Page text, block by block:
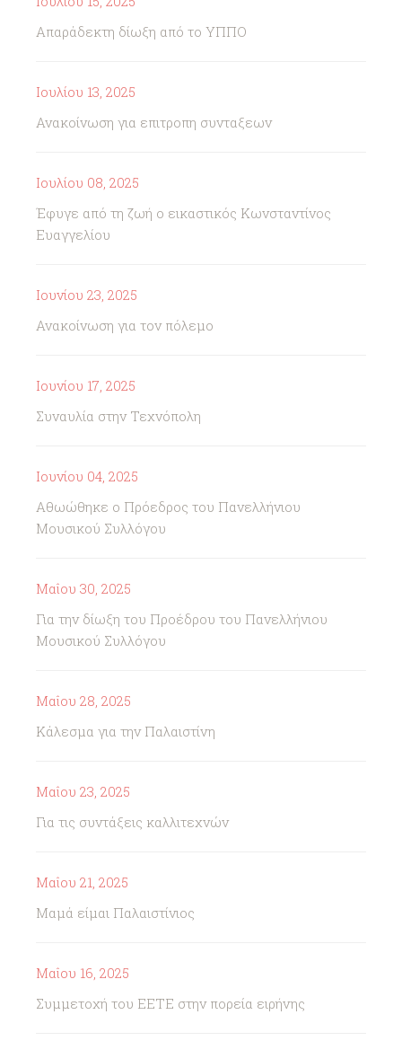
Απαράδεκτη δίωξη από το ΥΠΠΟ
Ιουλίου 13, 2025
Ανακοίνωση για επιτροπη συνταξεων
Ιουλίου 08, 2025
Έφυγε από τη ζωή ο εικαστικός Κωνσταντίνος
Ευαγγελίου
Ιουνίου 23, 2025
Ανακοίνωση για τον πόλεμο
Ιουνίου 17, 2025
Συναυλία στην Τεχνόπολη
Ιουνίου 04, 2025
Αθωώθηκε ο Πρόεδρος του Πανελλήνιου
Μουσικού Συλλόγου
Μαΐου 30, 2025
Για την δίωξη του Προέδρου του Πανελλήνιου
Μουσικού Συλλόγου
Μαΐου 28, 2025
Κάλεσμα για την Παλαιστίνη
Μαΐου 23, 2025
Για τις συντάξεις καλλιτεχνών
Μαΐου 21, 2025
Μαμά είμαι Παλαιστίνιος
Μαΐου 16, 2025
Συμμετοχή του ΕΕΤΕ στην πορεία ειρήνης